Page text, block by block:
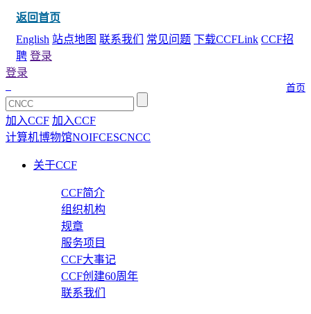
返回首页
English 站点地图 联系我们 常见问题 下载CCFLink CCF招
聘 登录
首页
登录
加入CCF 加入CCF
计算机博物馆NOIFCESCNCC
关于CCF
CCF简介
组织机构
规章
服务项目
CCF大事记
CCF创建60周年
联系我们